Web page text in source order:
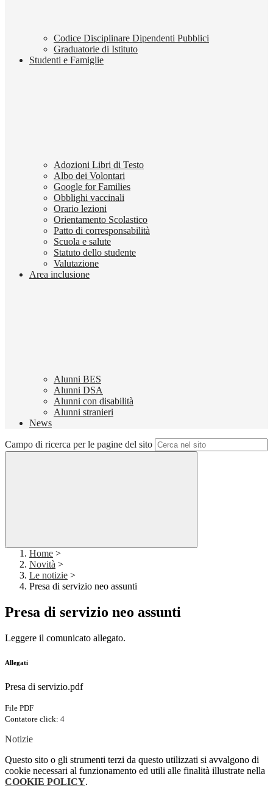
Codice Disciplinare Dipendenti Pubblici
Graduatorie di Istituto
Studenti e Famiglie
Adozioni Libri di Testo
Albo dei Volontari
Google for Families
Obblighi vaccinali
Orario lezioni
Orientamento Scolastico
Patto di corresponsabilità
Scuola e salute
Statuto dello studente
Valutazione
Area inclusione
Alunni BES
Alunni DSA
Alunni con disabilità
Alunni stranieri
News
Campo di ricerca per le pagine del sito
Home >
Novità >
Le notizie >
Presa di servizio neo assunti
Presa di servizio neo assunti
Leggere il comunicato allegato.
Allegati
Presa di servizio.pdf
File PDF
Contatore click: 4
Notizie
Questo sito o gli strumenti terzi da questo utilizzati si avvalgono di
cookie necessari al funzionamento ed utili alle finalità illustrate nella
COOKIE POLICY.